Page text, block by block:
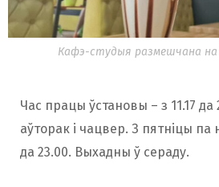
Кафэ-студыя размешчана на
Час працы ўстановы – з 11.17 да
аўторак і чацвер. З пятніцы
да 23.00. Выхадны ў сераду.